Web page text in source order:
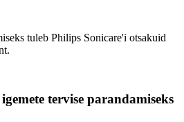
tuleb Philips Sonicare'i otsakuid
tervise parandamiseks